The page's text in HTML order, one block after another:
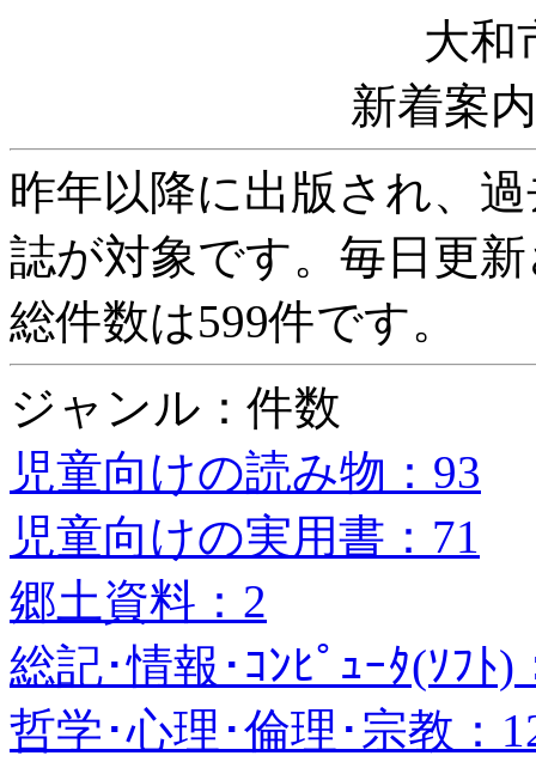
大和
新着案
昨年以降に出版され、
誌が対象です。毎日更
総件数は599件です。
ジャンル：件数
児童向けの読み物：93
児童向けの実用書：71
郷土資料：2
総記･情報･ｺﾝﾋﾟｭｰﾀ(ｿﾌﾄ)
哲学･心理･倫理･宗教：